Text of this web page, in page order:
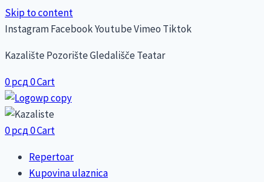
Skip to content
InstagramFacebookYoutubeVimeo Tiktok
Kazalište Pozorište Gledališče Teatar
0рсд0Cart
0рсд0Cart
Repertoar
Kupovina ulaznica